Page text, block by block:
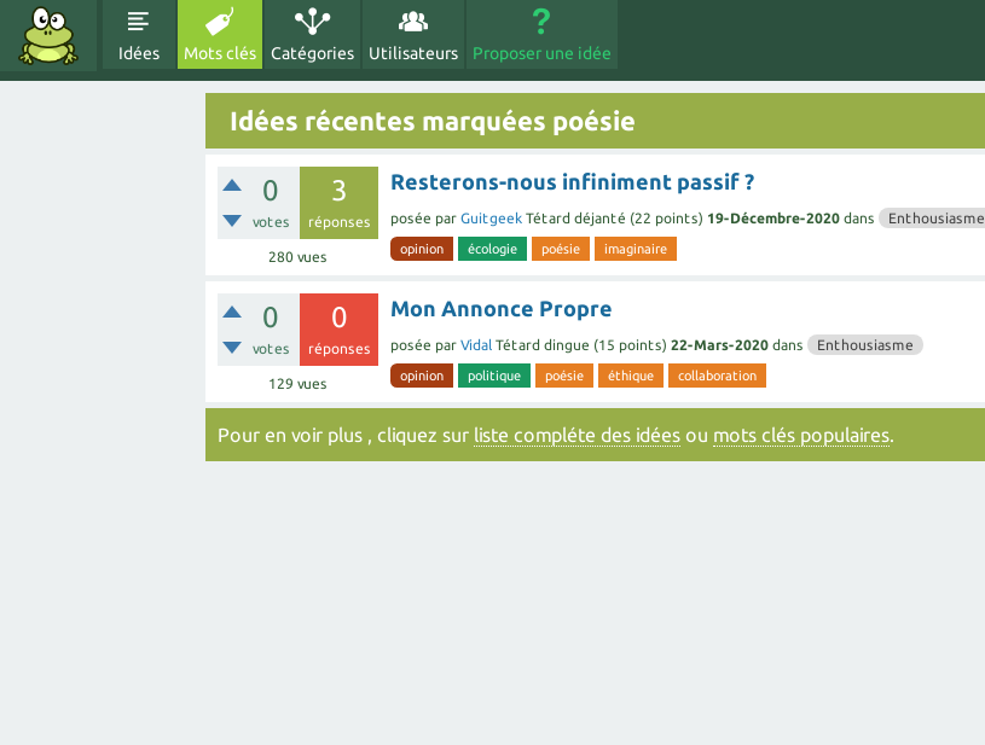
Idées Mots clés Catégories Utilisateurs Proposer une idée
Idées récentes marquées poésie
0
votes
3
réponses
280 vues
Resterons-nous infiniment passif ?
posée par Guitgeek Tétard déjanté (22 points) 19-Décembre-2020 dans Enthousiasme
opinion écologie poésie imaginaire
0
votes
0
réponses
129 vues
Mon Annonce Propre
posée par Vidal Tétard dingue (15 points) 22-Mars-2020 dans Enthousiasme
opinion politique poésie éthique collaboration
Pour en voir plus , cliquez sur liste compléte des idées ou mots clés populaires.